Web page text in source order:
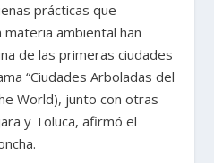
prácticas que
ambiental han
de las primeras ciudades
“Ciudades Arboladas del
World), junto con otras
y Toluca, afirmó el